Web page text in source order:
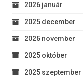
2026 január
2025 december
2025 november
2025 október
2025 szeptember